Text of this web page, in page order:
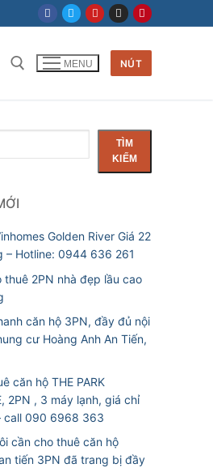
MENU NÚT
TÌM
KIẾM
Golden River Giá 22
– Hotline: 0944 636 261
thuê 2PN nhà đẹp lầu cao
căn hộ 3PN, đầy đủ nội
cư Hoàng Anh An Tiến,
căn hộ THE PARK
2PN , 3 máy lạnh, giá chỉ
call 090 6968 363
cần cho thuê căn hộ
tiến 3PN đã trang bị đầy